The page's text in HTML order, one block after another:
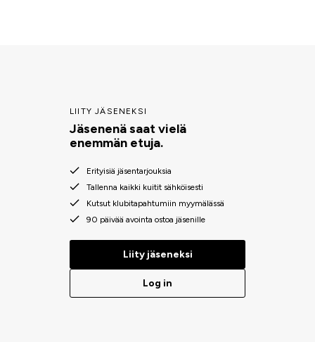
LIITY JÄSENEKSI
Jäsenenä saat vielä
enemmän etuja.
Erityisiä jäsentarjouksia
Tallenna kaikki kuitit sähköisesti
Kutsut klubitapahtumiin myymälässä
90 päivää avointa ostoa jäsenille
Liity jäseneksi
Log in